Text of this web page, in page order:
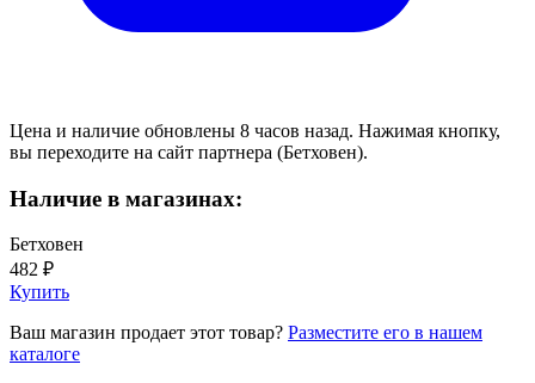
Цена и наличие обновлены 8 часов назад. Нажимая кнопку,
вы переходите на сайт партнера (Бетховен).
Наличие в магазинах:
Бетховен
482 ₽
Купить
Ваш магазин продает этот товар? Разместите его в нашем
каталоге